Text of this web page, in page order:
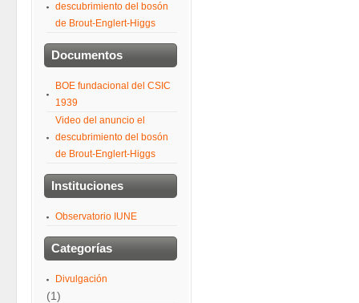
descubrimiento del bosón
de Brout-Englert-Higgs
Documentos
BOE fundacional del CSIC
1939
Video del anuncio el
descubrimiento del bosón
de Brout-Englert-Higgs
Instituciones
Observatorio IUNE
Categorías
Divulgación
(1)